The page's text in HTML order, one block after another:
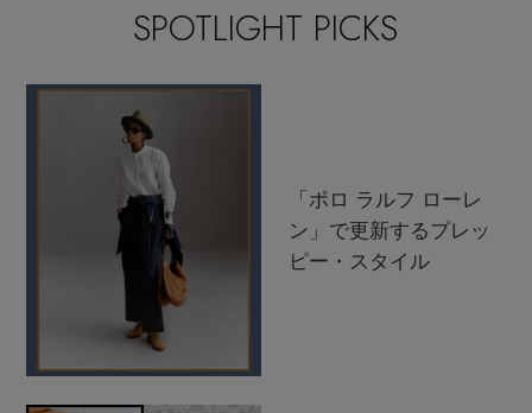
SPOTLIGHT PICKS
「ポロ ラルフ ローレ
ン」で更新するプレッ
ピー・スタイル